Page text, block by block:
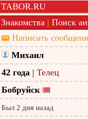
TABOR.RU
Знакомства | Поиск
Написать
Михаил
42 года | Телец
Бобруйск
Был 2 дня назад